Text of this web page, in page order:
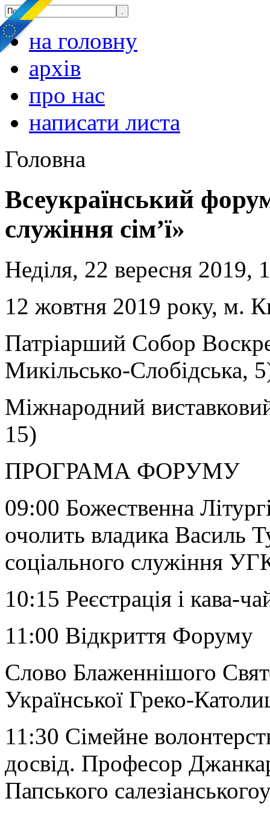
на головну
архів
про нас
написати листа
Головна
Всеукраїнський
служіння сім’ї»
Неділя, 22 вересня 2019,
12 жовтня 2019 року, м.
Патріарший Собор
Микільсько-Слобідська,
Міжнародний
15)
ПРОГРАМА ФОРУМУ
09:00 Божественна
очолить владика Василь
соціального служіння
10:15 Реєстрація і кава-
11:00 Відкриття Форуму
Слово Блаженнішого
Української Греко-
11:30 Сімейне
досвід. Професор
Папського